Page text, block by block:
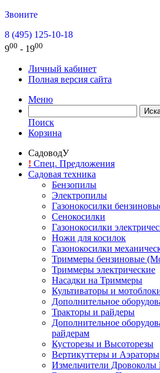
Звоните
8 (495) 125-10-18
900 - 1900
Личный кабинет
Полная версия сайта
Меню
Поиск
Корзина
СадоводУ
! Спец. Предложения
Садовая техника
Бензопилы
Электропилы
Газонокосилки
Сенокосилки
Газонокосилки
Ножи для косилок
Газонокосилки
Триммеры бензиновые
Триммеры электрические
Насадки на Триммеры
Культиваторы и
Дополнительное
Тракторы и райдеры
Дополнительное
райдерам
Кусторезы и Высоторезы
Вертикуттеры и Аэраторы
Измельчители Дровоколы